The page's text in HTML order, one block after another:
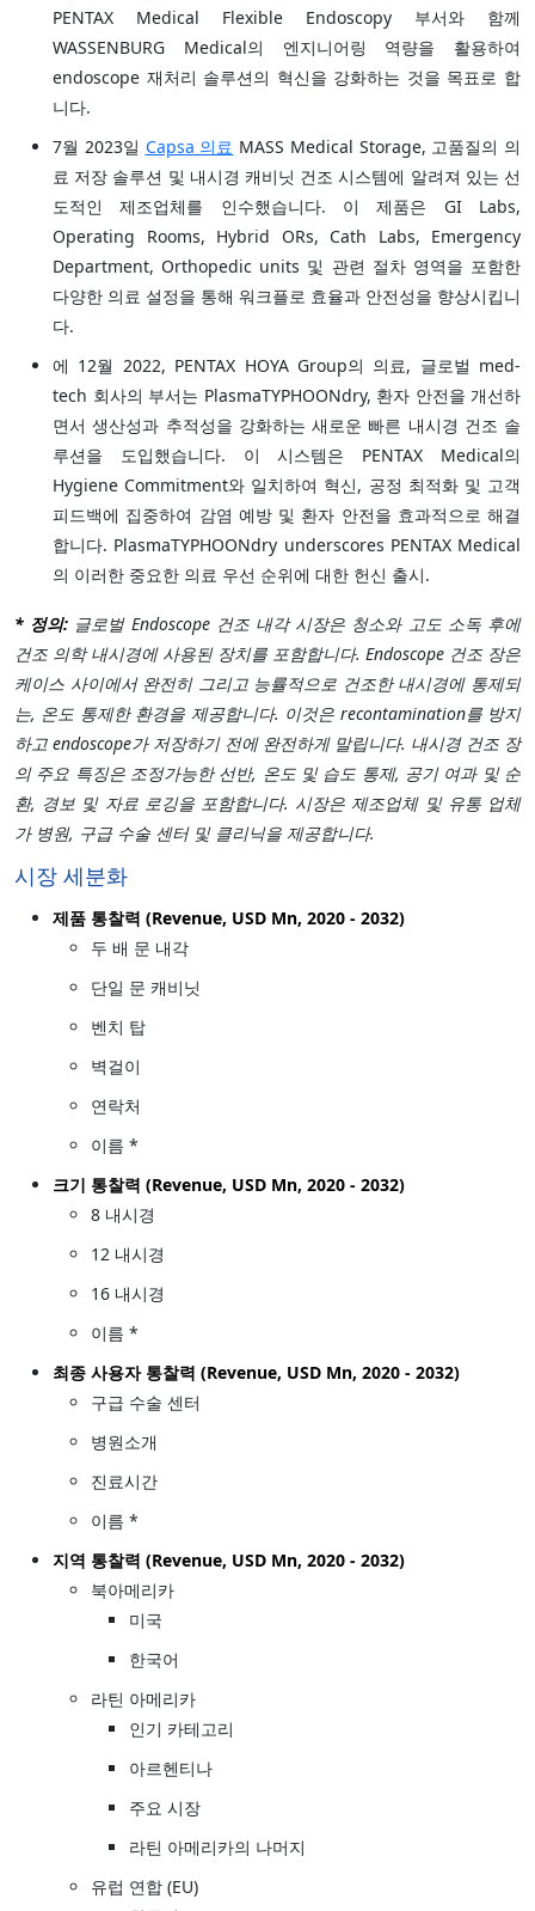
PENTAX Medical Flexible Endoscopy 부서와 함께
WASSENBURG Medical의 엔지니어링 역량을 활용하여
endoscope 재처리 솔루션의 혁신을 강화하는 것을 목표로 합
니다.
7월 2023일 Capsa 의료 MASS Medical Storage, 고품질의 의
료 저장 솔루션 및 내시경 캐비닛 건조 시스템에 알려져 있는 선
도적인 제조업체를 인수했습니다. 이 제품은 GI Labs,
Operating Rooms, Hybrid ORs, Cath Labs, Emergency
Department, Orthopedic units 및 관련 절차 영역을 포함한
다양한 의료 설정을 통해 워크플로 효율과 안전성을 향상시킵니
다.
에 12월 2022, PENTAX HOYA Group의 의료, 글로벌 med-
tech 회사의 부서는 PlasmaTYPHOONdry, 환자 안전을 개선하
면서 생산성과 추적성을 강화하는 새로운 빠른 내시경 건조 솔
루션을 도입했습니다. 이 시스템은 PENTAX Medical의
Hygiene Commitment와 일치하여 혁신, 공정 최적화 및 고객
피드백에 집중하여 감염 예방 및 환자 안전을 효과적으로 해결
합니다. PlasmaTYPHOONdry underscores PENTAX Medical
의 이러한 중요한 의료 우선 순위에 대한 헌신 출시.
* 정의: 글로벌 Endoscope 건조 내각 시장은 청소와 고도 소독 후에
건조 의학 내시경에 사용된 장치를 포함합니다. Endoscope 건조 장은
케이스 사이에서 완전히 그리고 능률적으로 건조한 내시경에 통제되
는, 온도 통제한 환경을 제공합니다. 이것은 recontamination를 방지
하고 endoscope가 저장하기 전에 완전하게 말립니다. 내시경 건조 장
의 주요 특징은 조정가능한 선반, 온도 및 습도 통제, 공기 여과 및 순
환, 경보 및 자료 로깅을 포함합니다. 시장은 제조업체 및 유통 업체
가 병원, 구급 수술 센터 및 클리닉을 제공합니다.
시장 세분화
제품 통찰력 (Revenue, USD Mn, 2020 - 2032)
두 배 문 내각
단일 문 캐비닛
벤치 탑
벽걸이
연락처
이름 *
크기 통찰력 (Revenue, USD Mn, 2020 - 2032)
8 내시경
12 내시경
16 내시경
이름 *
최종 사용자 통찰력 (Revenue, USD Mn, 2020 - 2032)
구급 수술 센터
병원소개
진료시간
이름 *
지역 통찰력 (Revenue, USD Mn, 2020 - 2032)
북아메리카
미국
한국어
라틴 아메리카
인기 카테고리
아르헨티나
주요 시장
라틴 아메리카의 나머지
유럽 연합 (EU)